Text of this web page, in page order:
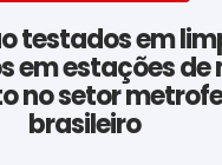
testados em
em estações de
no setor
brasileiro